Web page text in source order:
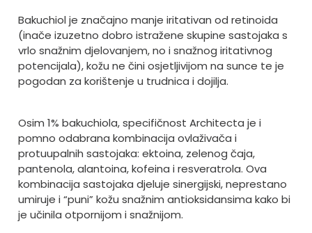
Bakuchiol je značajno manje iritativan od retinoida
(inače izuzetno dobro istražene skupine sastojaka s
vrlo snažnim djelovanjem, no i snažnog iritativnog
potencijala), kožu ne čini osjetljivijom na sunce te je
pogodan za korištenje u trudnica i dojilja.
Osim 1% bakuchiola, specifičnost Architecta je i
pomno odabrana kombinacija ovlaživača i
protuupalnih sastojaka: ektoina, zelenog čaja,
pantenola, alantoina, kofeina i resveratrola. Ova
kombinacija sastojaka djeluje sinergijski, neprestano
umiruje i “puni” kožu snažnim antioksidansima kako bi
je učinila otpornijom i snažnijom.